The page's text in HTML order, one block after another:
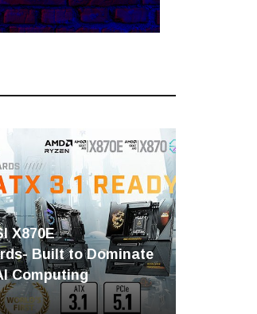
X870E
Built to Dominate
Computing